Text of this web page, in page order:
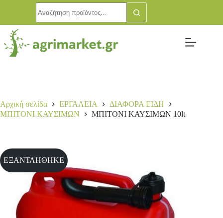
Αρχική σελίδα ΕΡΓΑΛΕΙΑ
ΔΙΑΦΟΡΑ ΕΙΔΗ
ΜΠΙΤΟΝΙ ΚΑΥΣΙΜΩΝ
ΜΠΙΤΟΝΙ ΚΑΥΣΙΜΩΝ 10lt
ΕΞΑΝΤΛΗΘΗΚΕ